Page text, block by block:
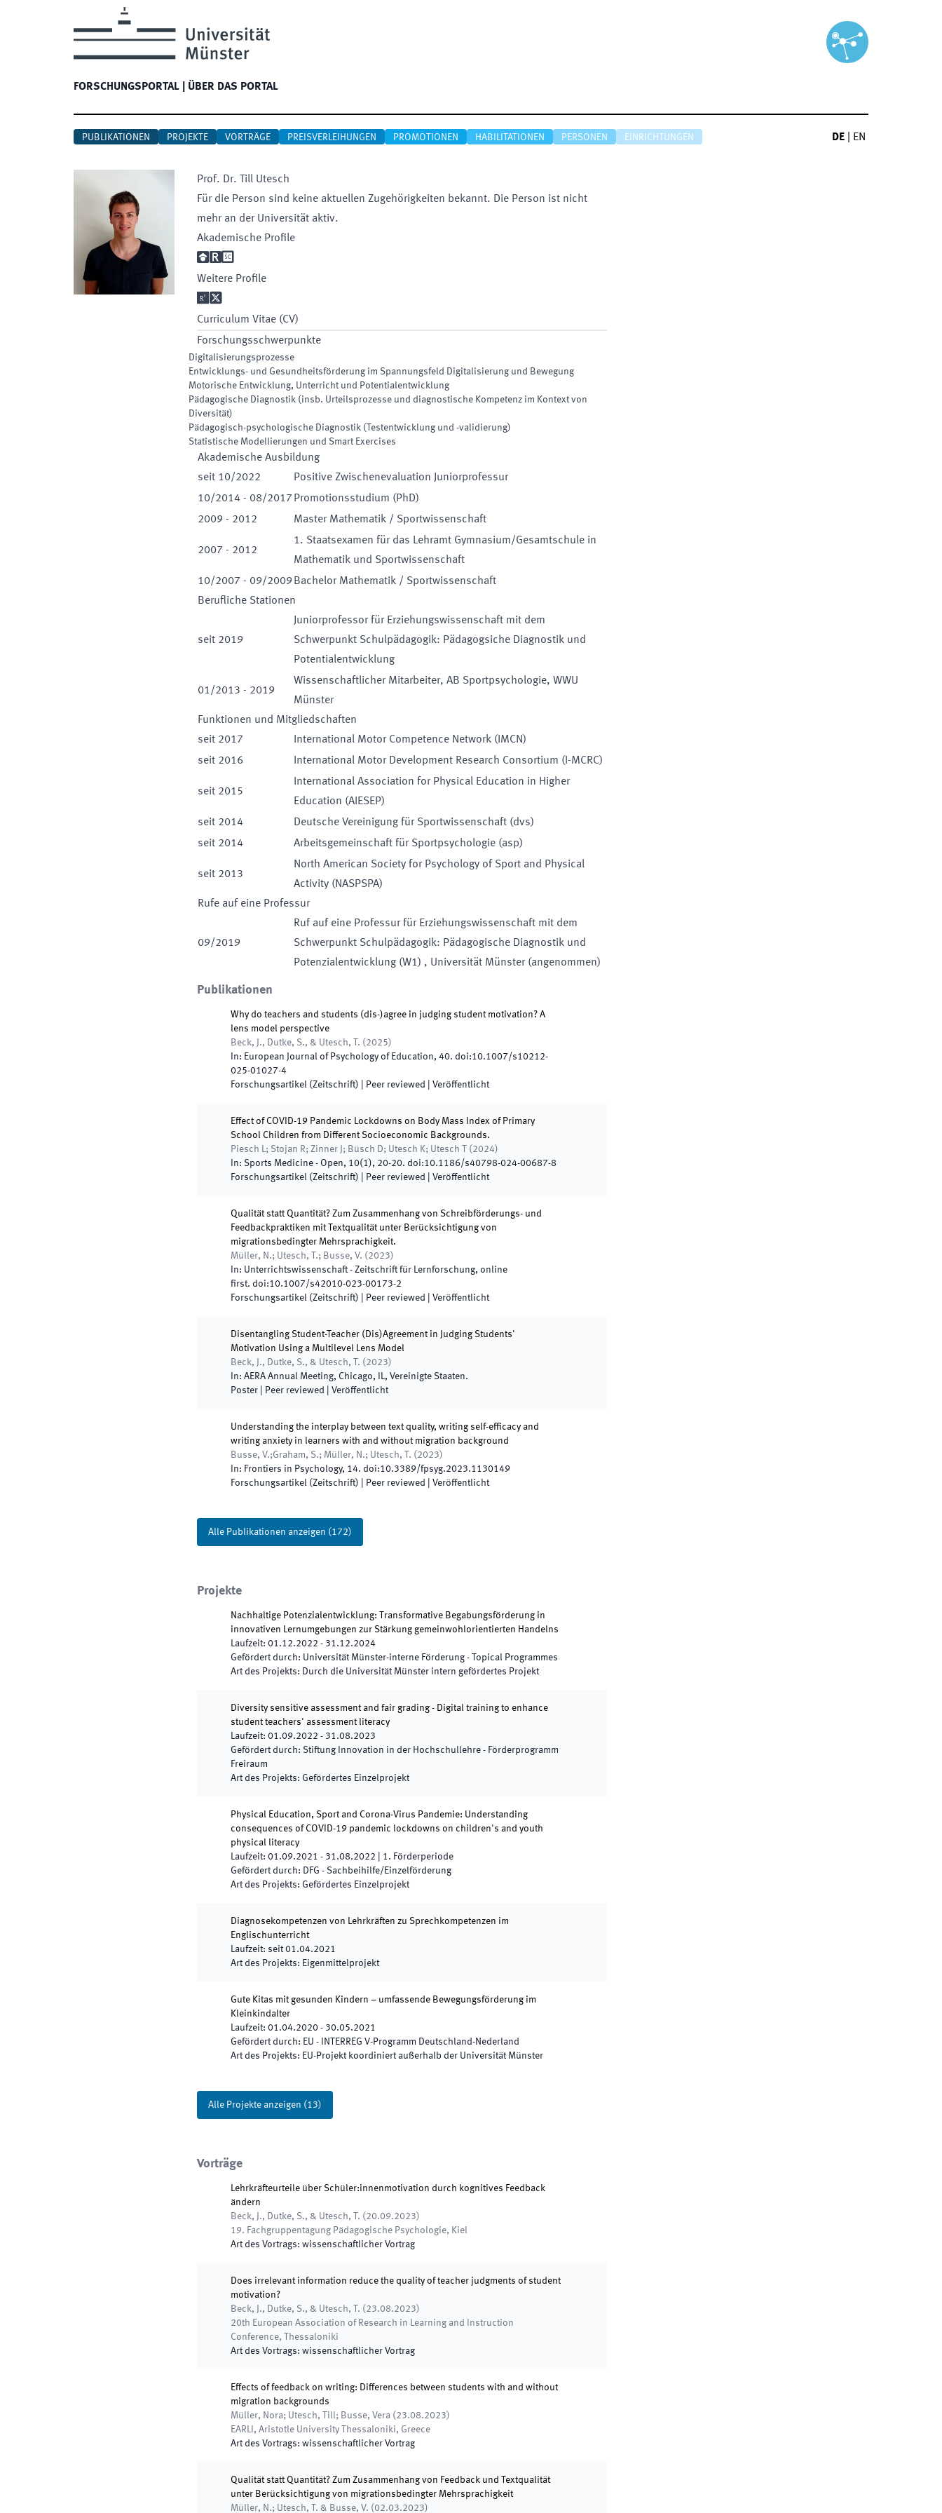
FORSCHUNGSPORTAL ÜBER DAS PORTAL
PUBLIKATIONEN PROJEKTE VORTRÄGE PREISVERLEIHUNGEN PROMOTIONEN HABILITATIONEN PERSONEN EINRICHTUNGEN DE EN
Prof. Dr. Till Utesch
Für die Person sind keine aktuellen Zugehörigkeiten bekannt. Die Person ist nicht
mehr an der Universität aktiv.
Akademische Profile
 R 
Weitere Profile
 
Curriculum Vitae (CV)
Forschungsschwerpunkte
Digitalisierungsprozesse
Entwicklungs- und Gesundheitsförderung im Spannungsfeld Digitalisierung und Bewegung
Motorische Entwicklung, Unterricht und Potentialentwicklung
Pädagogische Diagnostik (insb. Urteilsprozesse und diagnostische Kompetenz im Kontext von
Diversität)
Pädagogisch-psychologische Diagnostik (Testentwicklung und -validierung)
Statistische Modellierungen und Smart Exercises
Akademische Ausbildung
seit 10/2022
Positive Zwischenevaluation Juniorprofessur
10/2014 - 08/2017 Promotionsstudium (PhD)
2009 - 2012 Master Mathematik / Sportwissenschaft
2007 - 2012
1. Staatsexamen für das Lehramt Gymnasium/Gesamtschule in
Mathematik und Sportwissenschaft
10/2007 - 09/2009 Bachelor Mathematik / Sportwissenschaft
Berufliche Stationen
seit 2019
Juniorprofessor für Erziehungswissenschaft mit dem
Schwerpunkt Schulpädagogik: Pädagogsiche Diagnostik und
Potentialentwicklung
01/2013 - 2019
Wissenschaftlicher Mitarbeiter, AB Sportpsychologie, WWU
Münster
Funktionen und Mitgliedschaften
seit 2017
International Motor Competence Network (IMCN)
seit 2016 International Motor Development Research Consortium (I-MCRC)
seit 2015
International Association for Physical Education in Higher
Education (AIESEP)
seit 2014
Deutsche Vereinigung für Sportwissenschaft (dvs)
seit 2014 Arbeitsgemeinschaft für Sportpsychologie (asp)
seit 2013
North American Society for Psychology of Sport and Physical
Activity (NASPSPA)
Rufe auf eine Professur
09/2019
Ruf auf eine Professur für Erziehungswissenschaft mit dem
Schwerpunkt Schulpädagogik: Pädagogische Diagnostik und
Potenzialentwicklung (W1) , Universität Münster(angenommen)
Publikationen
Why do teachers and students (dis-)agree in judging student motivation? A
lens model perspective
Beck, J., Dutke, S., & Utesch, T. ( 2025)
In: European Journal of Psychology of Education, 40. doi:10.1007/s10212-
025-01027-4
Forschungsartikel (Zeitschrift) | Peer reviewed Veröffentlicht
Effect of COVID-19 Pandemic Lockdowns on Body Mass Index of Primary
School Children from Different Socioeconomic Backgrounds.
Piesch L; Stojan R; Zinner J; Büsch D; Utesch K; Utesch T
( 2024)
In: Sports Medicine - Open, 10(1), 20-20. doi:10.1186/s40798-024-00687-8
Forschungsartikel (Zeitschrift) | Peer reviewed Veröffentlicht
Qualität statt Quantität? Zum Zusammenhang von Schreibförderungs- und
Feedbackpraktiken mit Textqualität unter Berücksichtigung von
migrationsbedingter Mehrsprachigkeit.
Müller, N.; Utesch, T.; Busse, V. ( 2023)
In: Unterrichtswissenschaft - Zeitschrift für Lernforschung, online
first. doi:10.1007/s42010-023-00173-2
Forschungsartikel (Zeitschrift) | Peer reviewed Veröffentlicht
Disentangling Student-Teacher (Dis)Agreement in Judging Students'
Motivation Using a Multilevel Lens Model
Beck, J., Dutke, S., & Utesch, T. ( 2023)
In: AERA Annual Meeting, Chicago, IL, Vereinigte Staaten.
Poster | Peer reviewed Veröffentlicht
Understanding the interplay between text quality, writing self-efficacy and
writing anxiety in learners with and without migration background
Busse, V.;Graham, S.; Müller, N.; Utesch, T. ( 2023)
In: Frontiers in Psychology, 14. doi:10.3389/fpsyg.2023.1130149
Forschungsartikel (Zeitschrift) | Peer reviewed Veröffentlicht
Alle Publikationen anzeigen (172)
Projekte
Nachhaltige Potenzialentwicklung: Transformative Begabungsförderung in
innovativen Lernumgebungen zur Stärkung gemeinwohlorientierten Handelns
Laufzeit: 01.12.2022 - 31.12.2024
Gefördert durch: Universität Münster-interne Förderung - Topical Programmes
Art des Projekts: Durch die Universität Münster intern gefördertes Projekt
Diversity sensitive assessment and fair grading - Digital training to enhance
student teachers' assessment literacy
Laufzeit: 01.09.2022 - 31.08.2023
Gefördert durch: Stiftung Innovation in der Hochschullehre - Förderprogramm
Freiraum
Art des Projekts: Gefördertes Einzelprojekt
Physical Education, Sport and Corona-Virus Pandemie: Understanding
consequences of COVID-19 pandemic lockdowns on children's and youth
physical literacy
Laufzeit: 01.09.2021 - 31.08.2022 1. Förderperiode
Gefördert durch: DFG - Sachbeihilfe/Einzelförderung
Art des Projekts: Gefördertes Einzelprojekt
Diagnosekompetenzen von Lehrkräften zu Sprechkompetenzen im
Englischunterricht
Laufzeit: seit 01.04.2021
Art des Projekts: Eigenmittelprojekt
Gute Kitas mit gesunden Kindern – umfassende Bewegungsförderung im
Kleinkindalter
Laufzeit: 01.04.2020 - 30.05.2021
Gefördert durch: EU - INTERREG V-Programm Deutschland-Nederland
Art des Projekts: EU-Projekt koordiniert außerhalb der Universität Münster
Alle Projekte anzeigen (13)
Vorträge
Lehrkräfteurteile über Schüler:innenmotivation durch kognitives Feedback
ändern
Beck, J., Dutke, S., & Utesch, T. ( 20.09.2023)
19. Fachgruppentagung Pädagogische Psychologie, Kiel
Art des Vortrags: wissenschaftlicher Vortrag
Does irrelevant information reduce the quality of teacher judgments of student
motivation?
Beck, J., Dutke, S., & Utesch, T. ( 23.08.2023)
20th European Association of Research in Learning and Instruction
Conference,
Thessaloniki
Art des Vortrags: wissenschaftlicher Vortrag
Effects of feedback on writing: Differences between students with and without
migration backgrounds
Müller, Nora; Utesch, Till; Busse, Vera ( 23.08.2023)
EARLI , Aristotle University Thessaloniki, Greece
Art des Vortrags: wissenschaftlicher Vortrag
Qualität statt Quantität? Zum Zusammenhang von Feedback und Textqualität
unter Berücksichtigung von migrationsbedingter Mehrsprachigkeit
Müller, N.; Utesch, T. & Busse, V. (02.03.2023)